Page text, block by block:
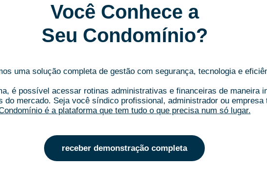
Você Conhece a
Seu Condomínio?
uma solução completa de gestão com segurança, tecnologia e
é possível acessar rotinas administrativas e financeiras de maneira
do mercado. Seja você síndico profissional, administrador ou empresa
é a plataforma que tem tudo o que precisa num só lugar.
receber demonstração completa